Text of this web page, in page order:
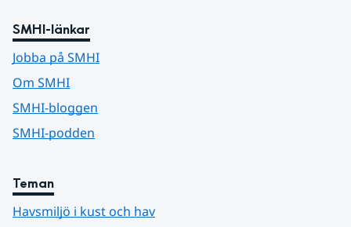
SMHI-länkar
Jobba på SMHI
Om SMHI
SMHI-bloggen
SMHI-podden
Teman
Havsmiljö i kust och hav